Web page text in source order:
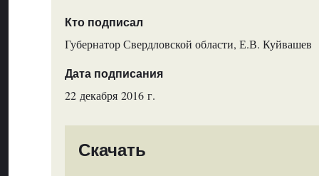
Кто подписал
Губернатор Свердловской области, Е.В. Куйвашев
Дата подписания
22 декабря 2016 г.
Скачать